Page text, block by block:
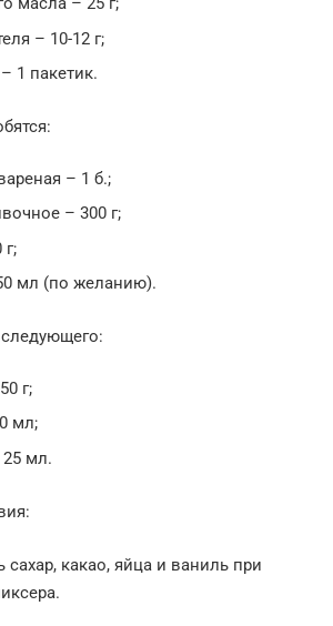
– 10-12 г;
1 пакетик.
– 1 б.;
– 300 г;
г;
мл (по желанию).
г;
мл;
25 мл.
сахар, какао, яйца и ваниль при